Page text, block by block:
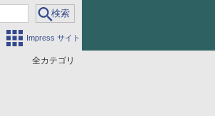
Impress サイト
全カテゴリ